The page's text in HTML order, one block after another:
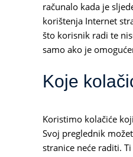
računalo kada je
korištenja Internet
što korisnik radi te
samo ako je
Koje
Koristimo kolačiće
Svoj preglednik
stranice neće raditi.